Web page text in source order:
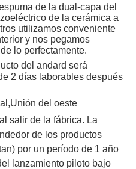
de la dual-capa del
de la cerámica a
utilizamos conveniente
y nos pegamos
lo perfectamente.
del andard será
2 días laborables después
Unión del oeste
salir de la fábrica. La
de los productos
por un período de 1 año
lanzamiento piloto bajo